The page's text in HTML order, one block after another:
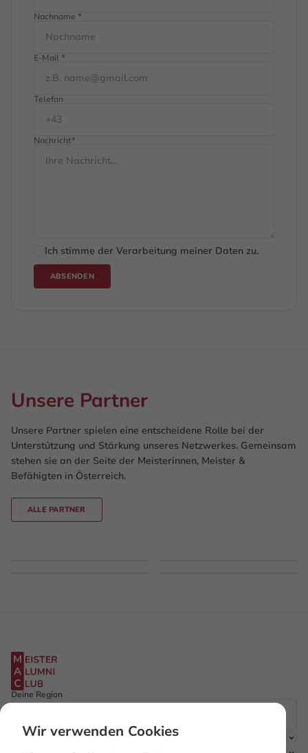
Nachname *
E-Mail *
Telefon
Nachricht*
Ich stimme der Verarbeitung meiner Daten zu.
ABSENDEN
Unsere Partner
Unsere Partner spielen eine entscheidene Rolle bei der
Unterstützung und Stärkung unseres Netzwerkes. Gemeinsam
stehen sie an der Seite der Meisterinnen, Meister &
Befähigten in Österreich.
ALLE PARTNER
Deine Region
Der Club
Wir verwenden Cookies